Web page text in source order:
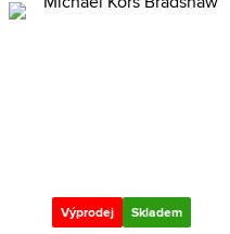
Výprodej Skladem